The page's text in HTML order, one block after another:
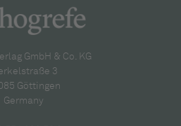
GmbH & Co. KG
3
Göttingen
Germany